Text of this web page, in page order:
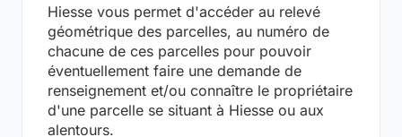
Hiesse vous permet d'accéder au relevé
géométrique des parcelles, au numéro de
chacune de ces parcelles pour pouvoir
éventuellement faire une demande de
renseignement et/ou connaître le propriétaire
d'une parcelle se situant à Hiesse ou aux
alentours.